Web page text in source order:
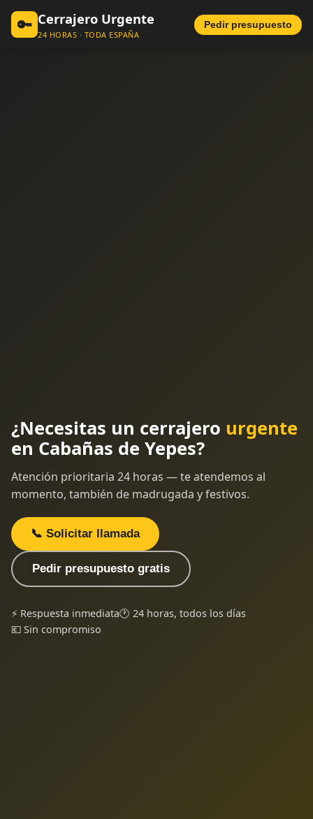
🔑 Cerrajero Urgente
24 HORAS · TODA ESPAÑA
Pedir presupuesto
¿Necesitas un cerrajero urgente
en Cabañas de Yepes?
Atención prioritaria 24 horas — te atendemos al
momento, también de madrugada y festivos.
📞 Solicitar llamada
Pedir presupuesto gratis
⚡ Respuesta inmediata🕐 24 horas, todos los días
💶 Sin compromiso